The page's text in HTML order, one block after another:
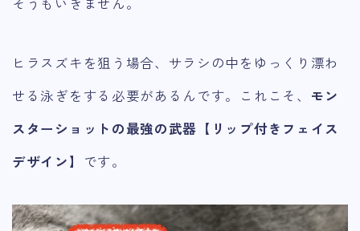
ヒラスズキを狙う場合、サラシの中をゆっくり漂わ
せる泳ぎをする必要があるんです。これこそ、 モン
スターショットの最強の武器【リップ付きフェイス
デザイン】
です。